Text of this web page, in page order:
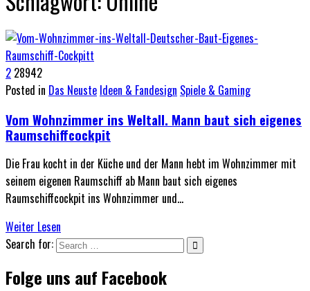
2 28942
Posted in Das Neuste Ideen & Fandesign Spiele & Gaming
Vom Wohnzimmer ins Weltall. Mann baut sich eigenes
Raumschiffcockpit
Die Frau kocht in der Küche und der Mann hebt im Wohnzimmer mit
seinem eigenen Raumschiff ab Mann baut sich eigenes
Raumschiffcockpit ins Wohnzimmer und…
Weiter Lesen
Search for:
Folge uns auf Facebook